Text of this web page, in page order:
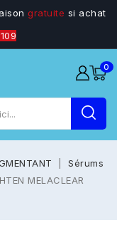
gratuite si achat
0
Sérums
MELACLEAR